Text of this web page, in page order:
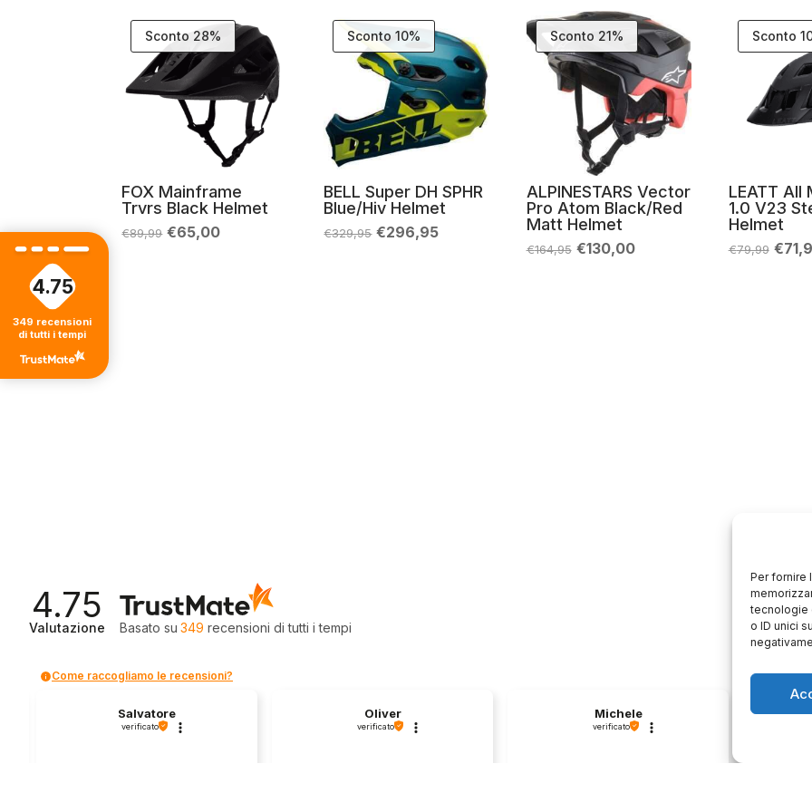
Per fornire
tecnologie
o ID unici
Sconto 28%
FOX Mainframe
Trvrs Black Helmet
€89,99 Il
prezzo
€65,00Il
Sconto 10%
BELL Super DH SPHR
Blue/Hiv Helmet
€329,95 Il
prezzo
€296,95Il
Sconto 21%
ALPINESTARS Vector
Pro Atom Black/Red
Matt Helmet
€164,95 Il
prezzo
€130,00Il
Sconto
LEATT All
1.0 V23
Helmet
€79,99 Il
prezzo
€
4.75
Valutazione Basato su 349 recensionidi tutti i tempi
Come raccogliamo le recensioni?
Salvatore
verificato
Oliver
verificato
Michele
verificato
4.75
349 recensioni
di tutti i tempi